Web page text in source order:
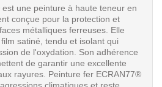
une peinture à haute teneur en
conçue pour la protection et
métalliques ferreuses. Elle
satiné, tendu et isolant qui
de l'oxydation. Son adhérence
de garantir une excellente
rayures. Peinture fer ECRAN77®
climatiques et reste